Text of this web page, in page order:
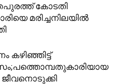
കോടതി
മരിച്ചനിലയിൽ
കഴിഞ്ഞിട്ട്